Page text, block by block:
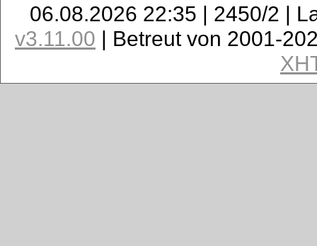
06.08.2026 22:35 | 2450/2 |
v3.11.00 | Betreut von 2001-